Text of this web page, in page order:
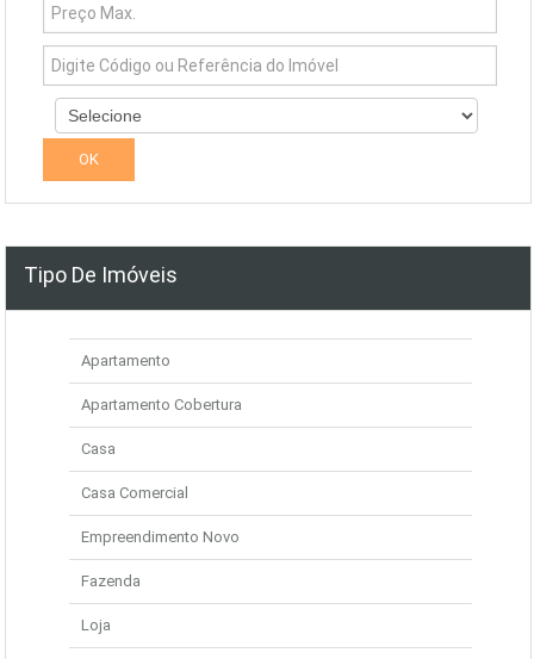
Tipo De Imóveis
Apartamento
Apartamento Cobertura
Casa
Casa Comercial
Empreendimento Novo
Fazenda
Loja